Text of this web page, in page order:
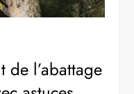
de l’abattage